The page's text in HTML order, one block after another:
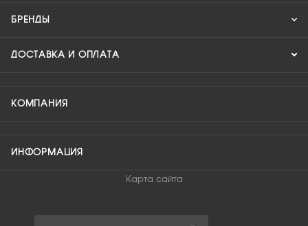
БРЕНДЫ
ДОСТАВКА И ОПЛАТА
КОМПАНИЯ
ИНФОРМАЦИЯ
Карта сайта